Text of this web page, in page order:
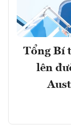
Tổng Bí
lên